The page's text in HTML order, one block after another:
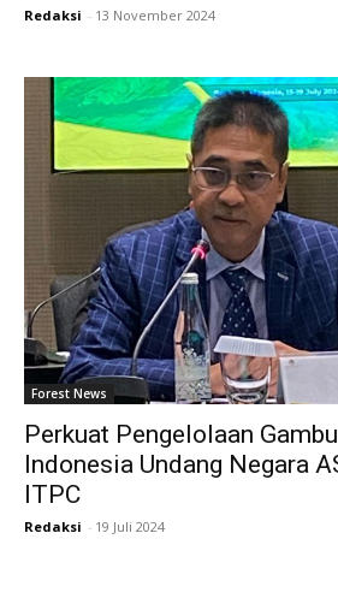
Redaksi - 13 November 2024
Forest News
Perkuat Pengelolaan
Indonesia Undang Negara
ITPC
Redaksi - 19 Juli 2024